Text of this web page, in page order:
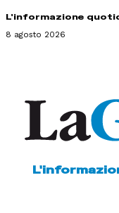
L'informazione
8 agosto 2026